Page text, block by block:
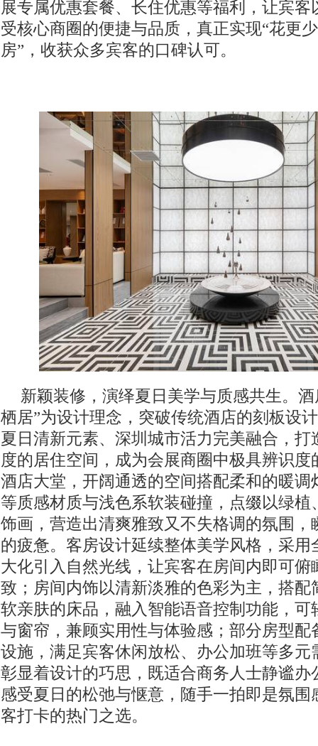
展专属优惠套餐、长住优惠等福利，让宾客
受核心商圈的便捷与品质，真正实现“花更
房”，收获众多宾客的口碑认可。
新颖装修，演绎夏日美学与质感共生。酒
栖居”为设计理念，突破传统酒店的刻板设
夏日清新元素、深圳城市活力完美融合，打
度的居住空间，成为会展商圈中极具辨识度
酒店大堂，开阔通透的空间搭配柔和的暖调
等质感材质与浅色系软装碰撞，点缀以绿植
饰画，营造出清爽雅致又不失格调的氛围，
的疲惫。客房设计延续整体美学风格，采用
大化引入自然光线，让宾客在房间内即可俯
致；房间内饰以清新淡雅的色彩为主，搭配
软亲肤的床品，融入智能语音控制功能，可
与窗帘，兼顾实用性与体验感；部分房型配
设施，满足宾客休闲放松、办公加班等多元
彰显着设计的巧思，既适合商务人士静谧办
感受夏日的松弛与惬意，随手一拍即是氛围
客打卡的热门之选。